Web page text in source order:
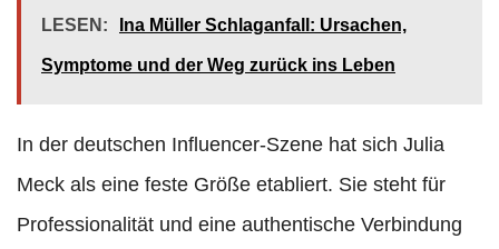
LESEN: Ina Müller Schlaganfall: Ursachen,
Symptome und der Weg zurück ins Leben
In der deutschen Influencer-Szene hat sich Julia
Meck als eine feste Größe etabliert. Sie steht für
Professionalität und eine authentische Verbindung